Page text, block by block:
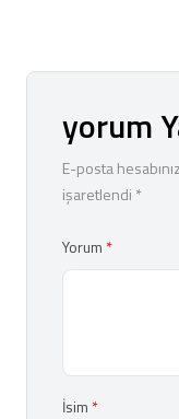
yorum
E-posta
işaretlendi *
Yorum
İsim